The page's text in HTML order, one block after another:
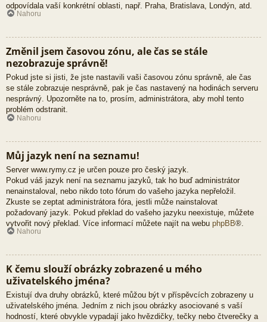
odpovídala vaší konkrétní oblasti, např. Praha, Bratislava, Londýn, atd.
Nahoru
Změnil jsem časovou zónu, ale čas se stále
nezobrazuje správně!
Pokud jste si jisti, že jste nastavili vaši časovou zónu správně, ale čas
se stále zobrazuje nesprávně, pak je čas nastavený na hodinách serveru
nesprávný. Upozorněte na to, prosím, administrátora, aby mohl tento
problém odstranit.
Nahoru
Můj jazyk není na seznamu!
Server www.rymy.cz je určen pouze pro český jazyk.
Pokud váš jazyk není na seznamu jazyků, tak ho buď administrátor
nenainstaloval, nebo nikdo toto fórum do vašeho jazyka nepřeložil.
Zkuste se zeptat administrátora fóra, jestli může nainstalovat
požadovaný jazyk. Pokud překlad do vašeho jazyku neexistuje, můžete
vytvořit nový překlad. Více informací můžete najít na webu phpBB®.
Nahoru
K čemu slouží obrázky zobrazené u mého
uživatelského jména?
Existují dva druhy obrázků, které můžou být v příspěvcích zobrazeny u
uživatelského jména. Jedním z nich jsou obrázky asociované s vaší
hodností, které obvykle vypadají jako hvězdičky, tečky nebo čtverečky a